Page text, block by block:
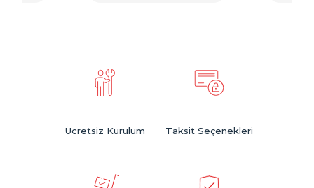
Ücretsiz Kurulum Taksit Seçenekleri